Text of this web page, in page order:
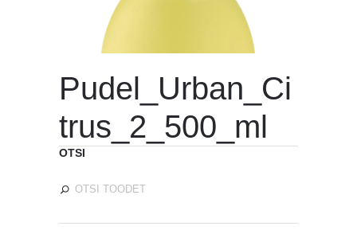
Pudel_Urban_Ci
trus_2_500_ml
OTSI